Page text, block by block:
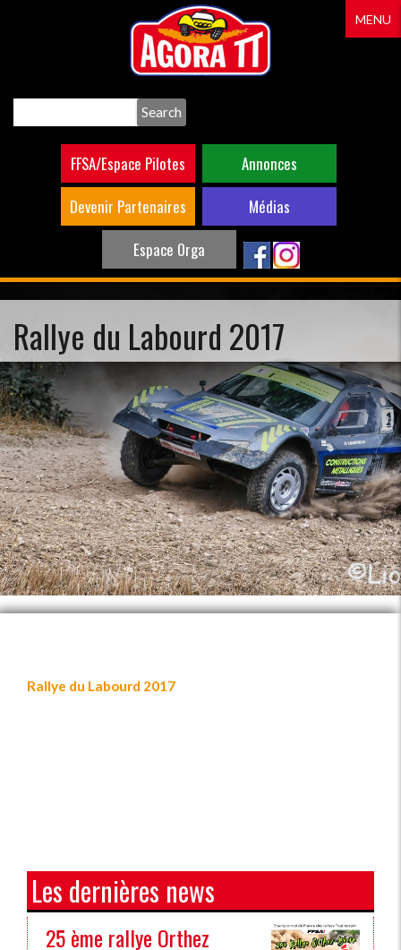
FFSA/Espace Pilotes
Annonces
Devenir Partenaires
Médias
Espace Orga
MENU
Rallye du Labourd 2017
Rallye du Labourd 2017
Les dernières news
25 ème rallye Orthez